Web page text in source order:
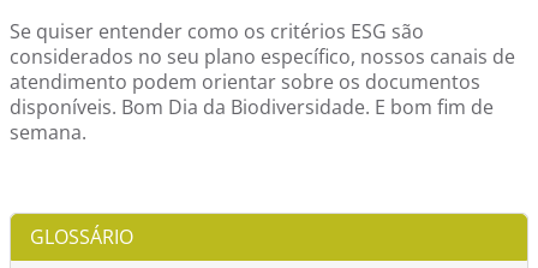
Se quiser entender como os critérios ESG são
considerados no seu plano específico, nossos canais de
atendimento podem orientar sobre os documentos
disponíveis. Bom Dia da Biodiversidade. E bom fim de
semana.
GLOSSÁRIO